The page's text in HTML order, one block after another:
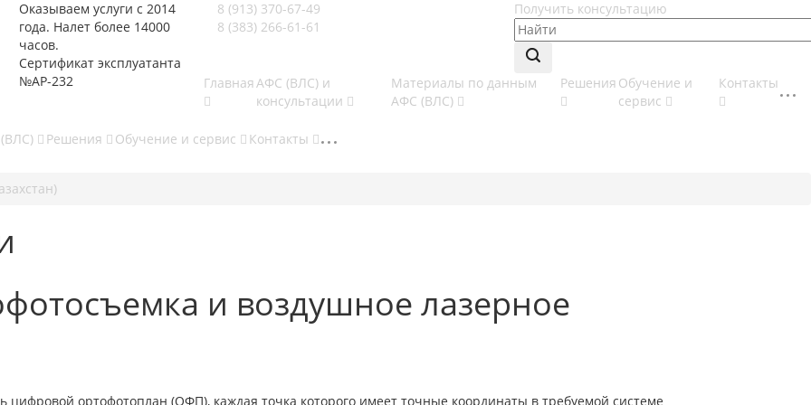
Оказываем услуги с 2014
года. Налет более 14000
часов.
Сертификат эксплуатанта
№АР-232
8 (913) 370-67-49
8 (383) 266-61-61
Получить консультацию
ГлавнаяАФС (ВЛС) и
консультации
Материалы по данным
АФС (ВЛС)
Решения Обучение и
сервис
Контакты
Решения Обучение и сервис Контакты
и воздушное лазерное
цифровой ортофотоплан (ОФП), каждая точка которого имеет точные координаты в требуемой системе